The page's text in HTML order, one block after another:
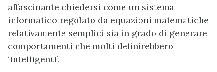
affascinante chiedersi come un sistema
informatico regolato da equazioni matematiche
relativamente semplici sia in grado di generare
comportamenti che molti definirebbero
‘intelligenti’.